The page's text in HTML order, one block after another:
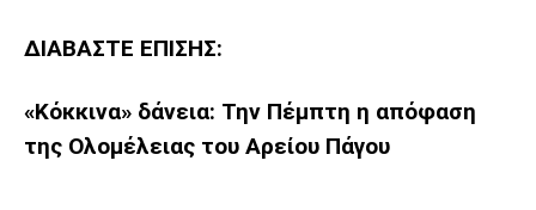
ΔΙΑΒΑΣΤΕ ΕΠΙΣΗΣ:
«Κόκκινα» δάνεια: Την Πέμπτη η απόφαση
της Ολομέλειας του Αρείου Πάγου